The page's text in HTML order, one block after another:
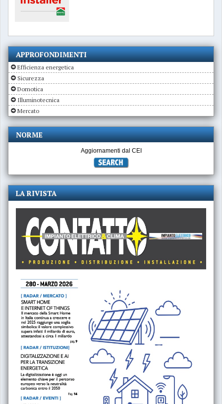
APPROFONDIMENTI
Efficienza energetica
Sicurezza
Domotica
Illuminotecnica
Mercato
NORME
Aggiornamenti dal CEI
LA RIVISTA